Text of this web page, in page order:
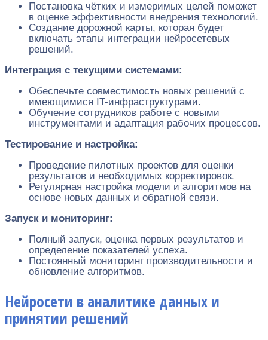
Постановка чётких и измеримых целей поможет
в оценке эффективности внедрения технологий.
Создание дорожной карты, которая будет
включать этапы интеграции нейросетевых
решений.
Интеграция с текущими системами:
Обеспечьте совместимость новых решений с
имеющимися IT-инфраструктурами.
Обучение сотрудников работе с новыми
инструментами и адаптация рабочих процессов.
Тестирование и настройка:
Проведение пилотных проектов для оценки
результатов и необходимых корректировок.
Регулярная настройка модели и алгоритмов на
основе новых данных и обратной связи.
Запуск и мониторинг:
Полный запуск, оценка первых результатов и
определение показателей успеха.
Постоянный мониторинг производительности и
обновление алгоритмов.
Нейросети в аналитике данных и
принятии решений